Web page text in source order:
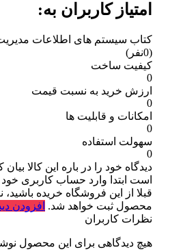
امتیاز کاربران به:
کتاب سیستم های اطلاعات
(0نفر)
کیفیت ساخت
0
ارزش خرید به نسبت قیمت
0
امکانات و قابلیت ها
0
سهولت استفاده
0
دیدگاه خود را در باره این کالا بیان
است ابتدا وارد حساب کاربری
قبلا از این فروشگاه خریده
محصول ثبت خواهد شد. افزودن
نظرات کاربران
هیچ دیدگاهی برای این محصول